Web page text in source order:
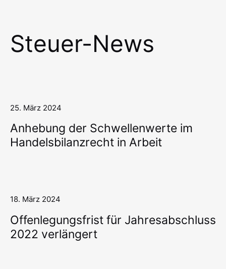
Steuer-News
25. März 2024
Anhebung der Schwellenwerte im
Handelsbilanzrecht in Arbeit
18. März 2024
Offenlegungsfrist für Jahresabschluss
2022 verlängert